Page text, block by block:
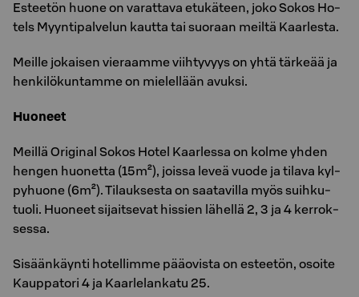
Es­tee­tön huone on va­rat­ta­va etu­kä­teen, joko Sokos Ho­
tels Myyn­ti­pal­ve­lun kaut­ta tai suo­raan meil­tä Kaar­les­ta.
Meil­le jo­kai­sen vie­raam­me viih­ty­vyys on yhtä tär­ke­ää ja
hen­ki­lö­kun­tam­me on mie­lel­lään avuk­si.
Huoneet
Meil­lä Ori­gi­nal Sokos Hotel Kaar­les­sa on kolme yhden
hen­gen huo­net­ta (15m²), jois­sa leveä vuode ja ti­la­va kyl­
py­huo­ne (6m²). Ti­lauk­ses­ta on saa­ta­vil­la myös suih­ku­
tuo­li. Huo­neet si­jait­se­vat his­sien lä­hel­lä 2, 3 ja 4 ker­rok­
ses­sa.
Si­sään­käyn­ti ho­tel­lim­me pää­ovista on es­tee­tön, osoi­te
Kaup­pa­to­ri 4 ja Kaar­lelan­ka­tu 25.